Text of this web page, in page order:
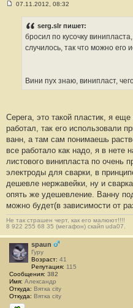
07.11.2012, 08:32
serg.slr пишет:
бросил по кусочку
случилось, так что можно его
Вини пух знаю, винипласт,
Серега, это такой пластик, я
работал, так его использовали
ванн, а там сам понимаешь
все работало как надо, я в нете
листового винипласта по
электроды для сварки, в
дешевле нержавейки, ну и
опять же удешевление. Ванну
можно будет(в зависимости от
Не так страшен черт, как его малюют!!!!
8 922 255 68 35 (мегафон) скайп uda07.
spaun
Гуру
Возраст: 41
Репутация: 115
Сообщения: 382
Имя: Александр
Откуда: Вятка city
Откуда: Вятка city